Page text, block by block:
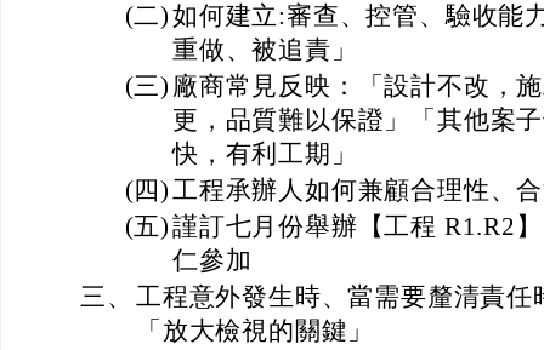
(二)如何建立:審查、控管、驗收能
重做、被追責」
(三) 廠商常見反映：「設計不改，
更，品質難以保證」「其他案
快，有利工期」
(四)工程承辦人如何兼顧合理性、
(五)謹訂七月份舉辦【工程 R1.R2
仁參加
三、 工程意外發生時、當需要釐清責
「放大檢視的關鍵」